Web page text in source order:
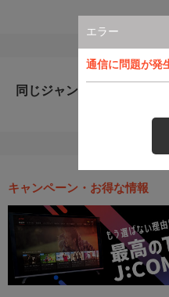
エラー
通信に問題が発
同じジャンルのおすすめ番
キャンペーン・お得な情報